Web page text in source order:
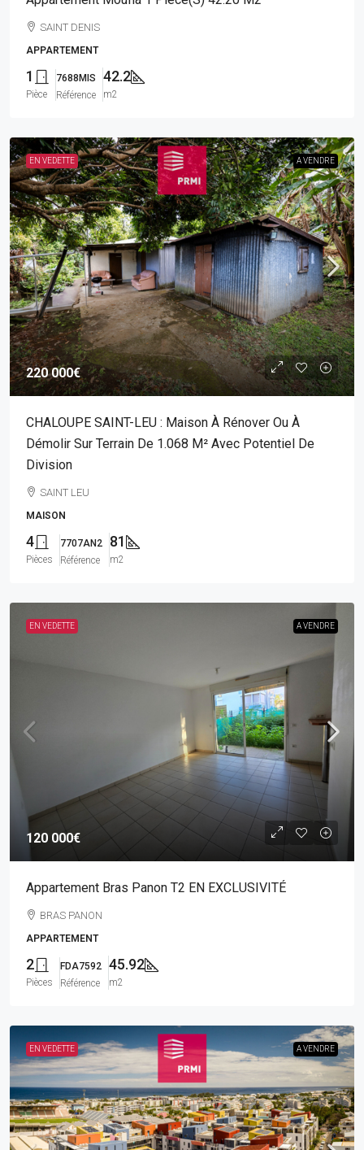
SAINT DENIS
APPARTEMENT
1
Pièce
7688MIS
Référence
42.2
m2
EN VEDETTE A VENDRE
220 000€
CHALOUPE SAINT-LEU : Maison À Rénover Ou À
Démolir Sur Terrain De 1.068 M² Avec Potentiel De
Division
SAINT LEU
MAISON
4
Pièces
7707AN2
Référence
81
m2
EN VEDETTE A VENDRE
120 000€
Appartement Bras Panon T2 EN EXCLUSIVITÉ
BRAS PANON
APPARTEMENT
2
Pièces
FDA7592
Référence
45.92
m2
EN VEDETTE A VENDRE